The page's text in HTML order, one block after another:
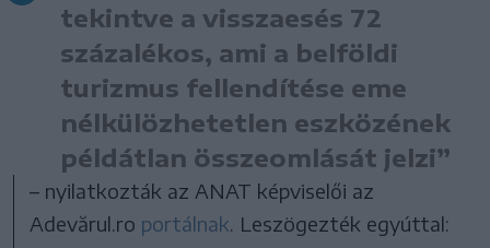
tekintve a visszaesés 72
százalékos, ami a belföldi
turizmus fellendítése eme
nélkülözhetetlen eszközének
példátlan összeomlását jelzi”
– nyilatkozták az ANAT képviselői az
Adevărul.ro portálnak. Leszögezték egyúttal: